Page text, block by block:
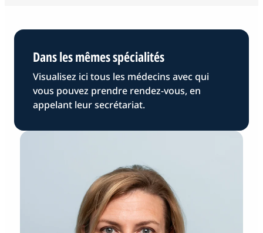
Dans les mêmes spécialités
Visualisez ici tous les médecins avec qui
vous pouvez prendre rendez-vous, en
appelant leur secrétariat.